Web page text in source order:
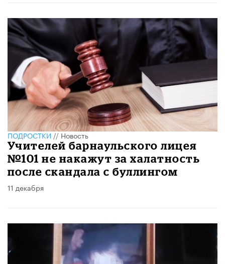
ПОДРОСТКИ//Новость
Учителей барнаульского лицея
№101 не накажут за халатность
после скандала с буллингом
11 декабря